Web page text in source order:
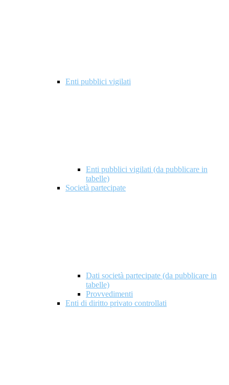
Enti pubblici vigilati
Enti pubblici vigilati (da pubblicare in
tabelle)
Società partecipate
Dati società partecipate (da pubblicare in
tabelle)
Provvedimenti
Enti di diritto privato controllati